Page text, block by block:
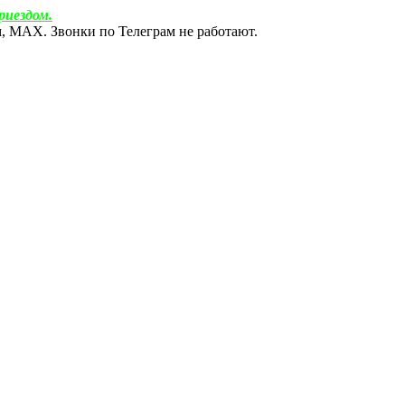
МАХ. Звонки по Телеграм не работают.